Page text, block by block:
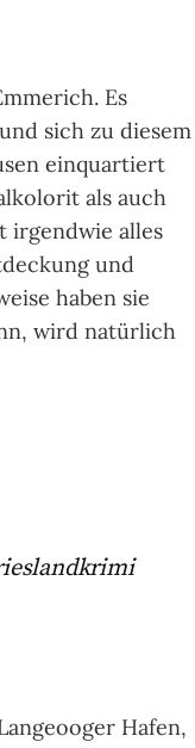
Es
sich zu diesem
einquartiert
als auch
irgendwie alles
und
haben sie
wird natürlich
Hafen,